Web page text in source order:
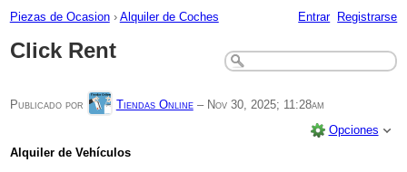
Piezas de Ocasion › Alquiler de Coches Entrar Registrarse
Click Rent
Publicado por Tiendas Online– Nov 30, 2025; 11:28am
Opciones
Alquiler de Vehículos